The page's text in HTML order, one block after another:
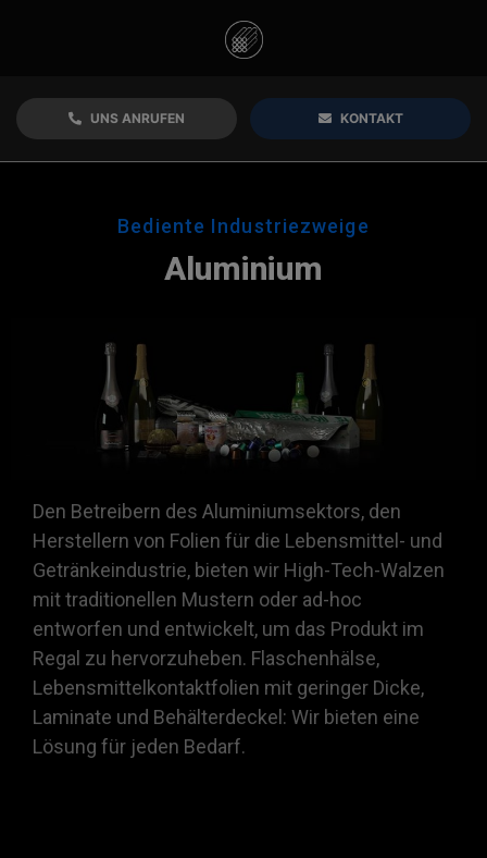
UNS ANRUFEN KONTAKT
Bediente Industriezweige
Aluminium
Den Betreibern des Aluminiumsektors, den
Herstellern von Folien für die Lebensmittel- und
Getränkeindustrie, bieten wir High-Tech-Walzen
mit traditionellen Mustern oder ad-hoc
entworfen und entwickelt, um das Produkt im
Regal zu hervorzuheben. Flaschenhälse,
Lebensmittelkontaktfolien mit geringer Dicke,
Laminate und Behälterdeckel: Wir bieten eine
Lösung für jeden Bedarf.